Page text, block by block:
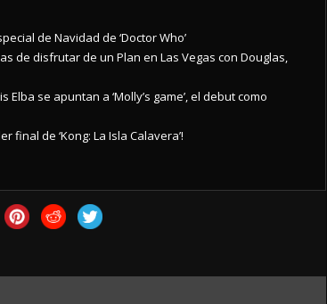
de Navidad de ‘Doctor Who’
de disfrutar de un Plan en Las Vegas con Douglas,
Elba se apuntan a ‘Molly’s game’, el debut como
final de ‘Kong: La Isla Calavera’!